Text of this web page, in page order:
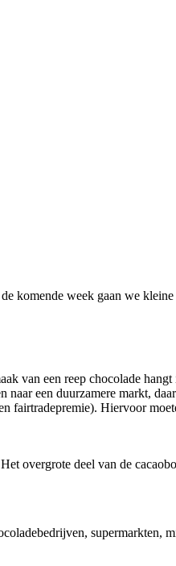
komende week gaan we
van een reep chocolade hangt
een duurzamere markt,
Hiervoor
overgrote deel van de
supermarkten,